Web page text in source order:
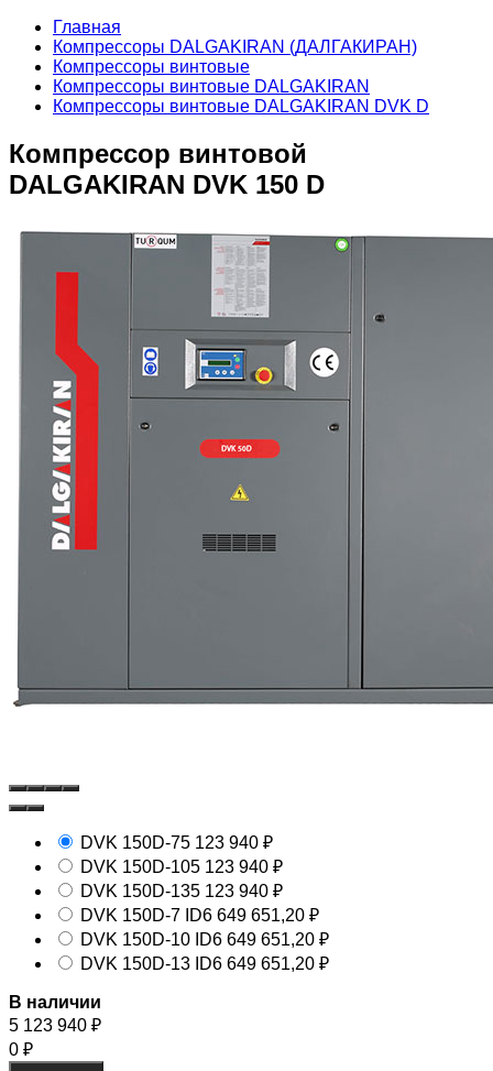
Главная
Компрессоры DALGAKIRAN (ДАЛГАКИРАН)
Компрессоры винтовые
Компрессоры винтовые DALGAKIRAN
Компрессоры винтовые DALGAKIRAN DVK D
Компрессор винтовой
DALGAKIRAN DVK 150 D
DVK 150D-75 123 940 ₽
DVK 150D-105 123 940 ₽
DVK 150D-135 123 940 ₽
DVK 150D-7 ID6 649 651,20 ₽
DVK 150D-10 ID6 649 651,20 ₽
DVK 150D-13 ID6 649 651,20 ₽
В наличии
5 123 940 ₽
0 ₽